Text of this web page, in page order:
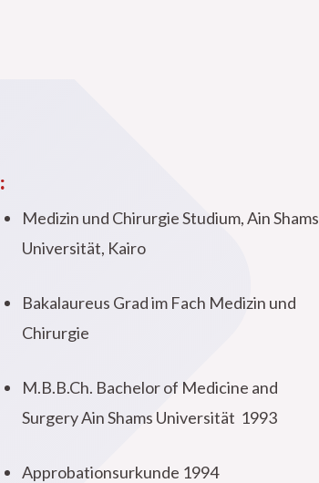
Medizin und Chirurgie Studium, Ain Shams
Universität, Kairo
Bakalaureus Grad im Fach Medizin und
Chirurgie
M.B.B.Ch. Bachelor of Medicine and
Surgery Ain Shams Universität 1993
Approbationsurkunde 1994